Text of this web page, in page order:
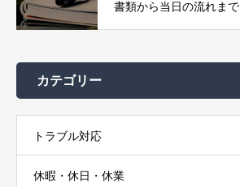
書類から当日の流れまで
カテゴリー
トラブル対応
休暇・休日・休業